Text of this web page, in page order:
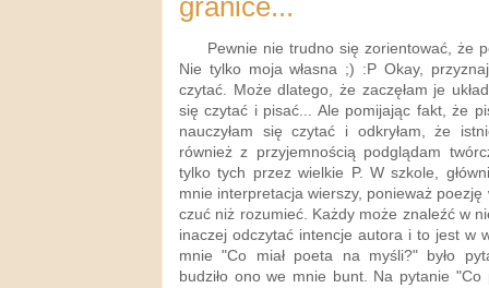
granice...
Pewnie nie trudno się zorientować, że
Nie tylko moja własna ;) :P Okay,
czytać. Może dlatego, że zaczęłam je
się czytać i pisać... Ale pomijając fakt, że
nauczyłam się czytać i odkryłam, że
również z przyjemnością podglądam
tylko tych przez wielkie P. W szkole,
mnie interpretacja wierszy, ponieważ
czuć niż rozumieć. Każdy może znaleźć w
inaczej odczytać intencje autora i to jest w
mnie "Co miał poeta na myśli?" było
budziło ono we mnie bunt. Na pytanie